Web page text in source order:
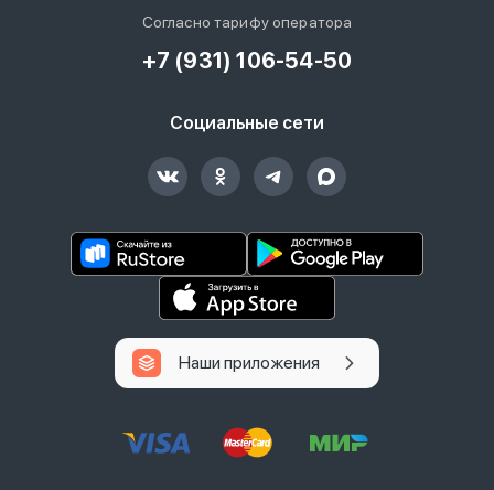
Согласно тарифу оператора
+7 (931) 106-54-50
Социальные сети
Наши приложения